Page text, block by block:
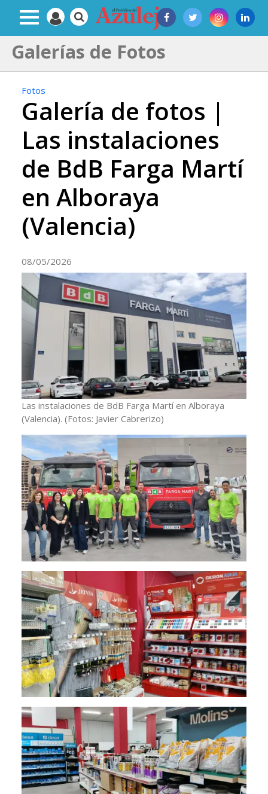
Galerías de Fotos
Fotos
Galería de fotos |
Las instalaciones
de BdB Farga Martí
en Alboraya
(Valencia)
08/05/2026
Las instalaciones de BdB Farga Martí en Alboraya
(Valencia). (Fotos: Javier Cabrerizo)